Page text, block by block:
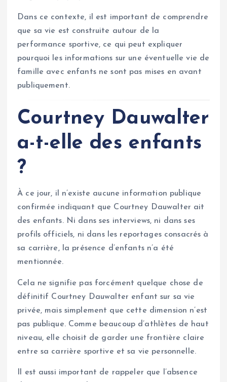
Dans ce contexte, il est important de comprendre
que sa vie est construite autour de la
performance sportive, ce qui peut expliquer
pourquoi les informations sur une éventuelle vie de
famille avec enfants ne sont pas mises en avant
publiquement.
Courtney Dauwalter
a-t-elle des enfants
?
À ce jour, il n’existe aucune information publique
confirmée indiquant que Courtney Dauwalter ait
des enfants. Ni dans ses interviews, ni dans ses
profils officiels, ni dans les reportages consacrés à
sa carrière, la présence d’enfants n’a été
mentionnée.
Cela ne signifie pas forcément quelque chose de
définitif Courtney Dauwalter enfant sur sa vie
privée, mais simplement que cette dimension n’est
pas publique. Comme beaucoup d’athlètes de haut
niveau, elle choisit de garder une frontière claire
entre sa carrière sportive et sa vie personnelle.
Il est aussi important de rappeler que l’absence